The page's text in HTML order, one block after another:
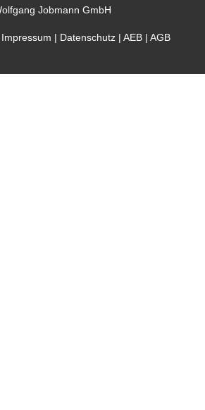
Jobmann GmbH
Impressum | Datenschutz | AEB | AGB